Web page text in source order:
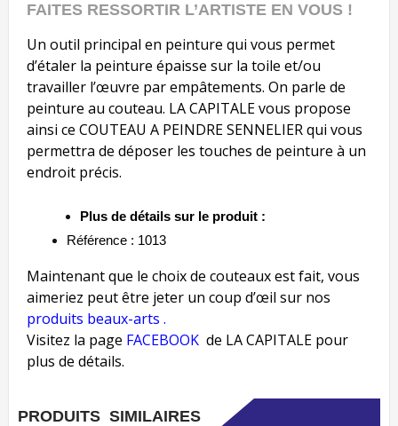
FAITES RESSORTIR L’ARTISTE EN VOUS !
Un outil principal en peinture qui vous permet
d’étaler la peinture épaisse sur la toile et/ou
travailler l’œuvre par empâtements. On parle de
peinture au couteau. LA CAPITALE vous propose
ainsi ce COUTEAU A PEINDRE SENNELIER qui vous
permettra de déposer les touches de peinture à un
endroit précis.
Plus de détails sur le produit :
Référence : 1013
Maintenant que le choix de couteaux est fait, vous
aimeriez peut être jeter un coup d’œil sur nos
produits beaux-arts .
Visitez la page FACEBOOK de LA CAPITALE pour
plus de détails.
PRODUITS SIMILAIRES